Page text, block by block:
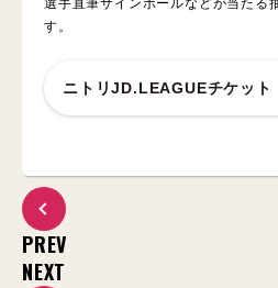
選手直筆サインボールなどが当たる
す。
ニトリJD.LEAGUEチケット
PREV
NEXT